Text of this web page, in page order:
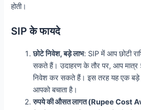
होती।
SIP के फायदे
छोटे निवेश, बड़े लाभ: SIP में आप छोटी
सकते हैं। उदाहरण के तौर पर, आप मात्र
निवेश कर सकते हैं। इस तरह यह एक बड़े
आपको बचाता है।
रुपये की औसत लागत (Rupee Cost